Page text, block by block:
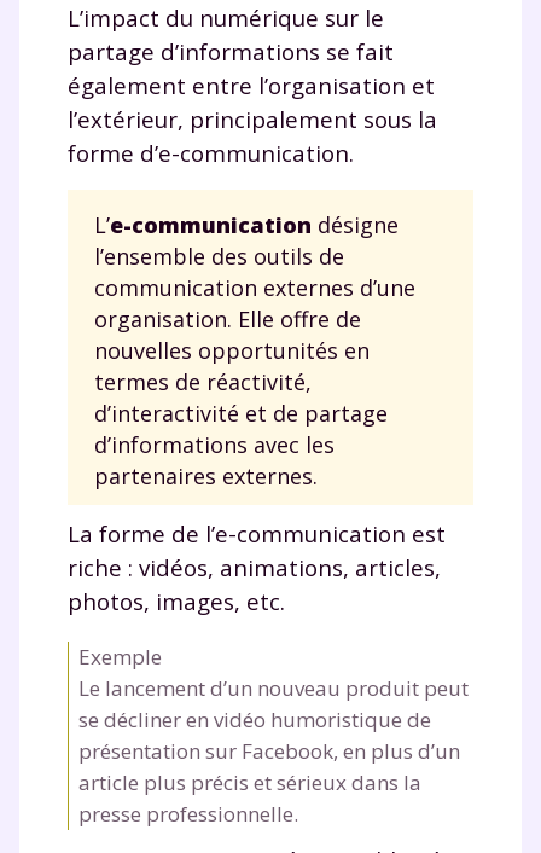
L’impact du numérique sur le
partage d’informations se fait
également entre l’organisation et
l’extérieur, principalement sous la
forme d’e-communication.
L’e-communication désigne
l’ensemble des outils de
communication externes d’une
organisation. Elle offre de
nouvelles opportunités en
termes de réactivité,
d’interactivité et de partage
d’informations avec les
partenaires externes.
La forme de l’e-communication est
riche : vidéos, animations, articles,
photos, images, etc.
Exemple
Le lancement d’un nouveau produit peut
se décliner en vidéo humoristique de
présentation sur Facebook, en plus d’un
article plus précis et sérieux dans la
presse professionnelle.
Votre adresse e-mail sera exclusivement utilisée pour
vous envoyer notre newsletter. Vous pourrez vous
désinscrire à tout moment, à travers le lien de
désinscription présent dans chaque newsletter. Pour
en savoir plus sur la gestion de vos données
personnelles et pour exercer vos droits, vous pouvez